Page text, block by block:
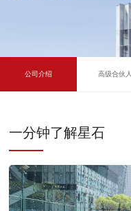
公司介绍 高级合伙人
一分钟了解星石